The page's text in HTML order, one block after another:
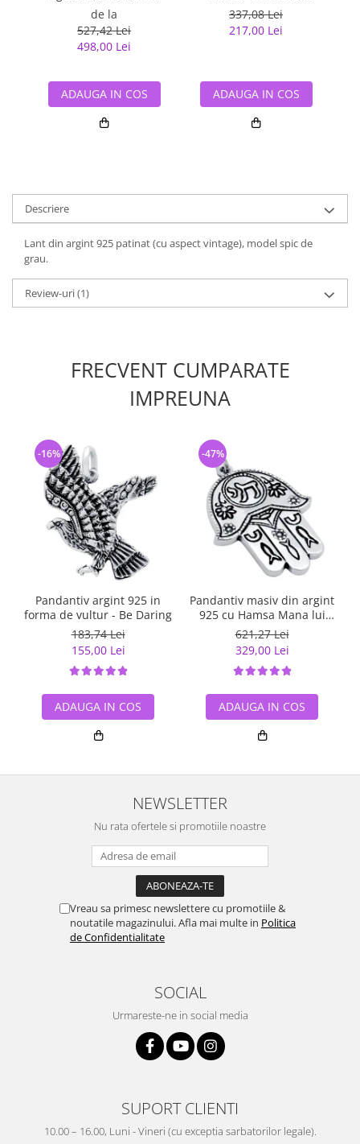
de la
527,42 Lei
498,00 Lei
ADAUGA IN COS
Coreana
337,08 Lei
217,00 Lei
ADAUGA IN COS
Descriere
Lant din argint 925 patinat (cu aspect vintage), model spic de
grau.
Review-uri(1)
FRECVENT CUMPARATE
IMPREUNA
Pandantiv argint 925 in
forma de vultur - Be Daring
183,74 Lei
155,00 Lei
-16%
ADAUGA IN COS
Pandantiv masiv din argint
925 cu Hamsa Mana lui
Fatima
621,27 Lei
329,00 Lei
-47%
ADAUGA IN COS
NEWSLETTER
Nu rata ofertele si promotiile noastre
Vreau sa primesc newslettere cu promotiile &
noutatile magazinului. Afla mai multe in Politica
de Confidentialitate
SOCIAL
Urmareste-ne in social media
SUPORT CLIENTI
10.00 – 16.00, Luni - Vineri (cu exceptia sarbatorilor legale).